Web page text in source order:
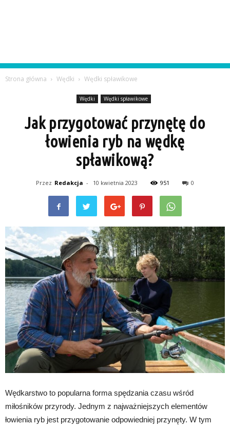
Strona główna Wędki Wędki spławikowe
Wędki Wędki spławikowe
Jak przygotować przynętę do
łowienia ryb na wędkę
spławikową?
Przez Redakcja - 10 kwietnia 2023 951 0
Wędkarstwo to popularna forma spędzania czasu wśród
miłośników przyrody. Jednym z najważniejszych elementów
łowienia ryb jest przygotowanie odpowiedniej przynęty. W tym